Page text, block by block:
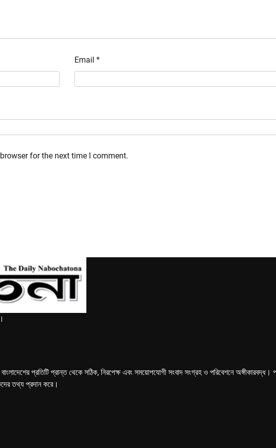
Email *
for the next time I comment.
প্রতিটি প্রান্ত থেকে সঠিক, নিরপেক্ষ এবং সময়োপযোগী সংবাদ সংগ্রহ ও পরিবেশনে অঙ্গীকারবদ্ধ।
তথ্য প্রদান করে।